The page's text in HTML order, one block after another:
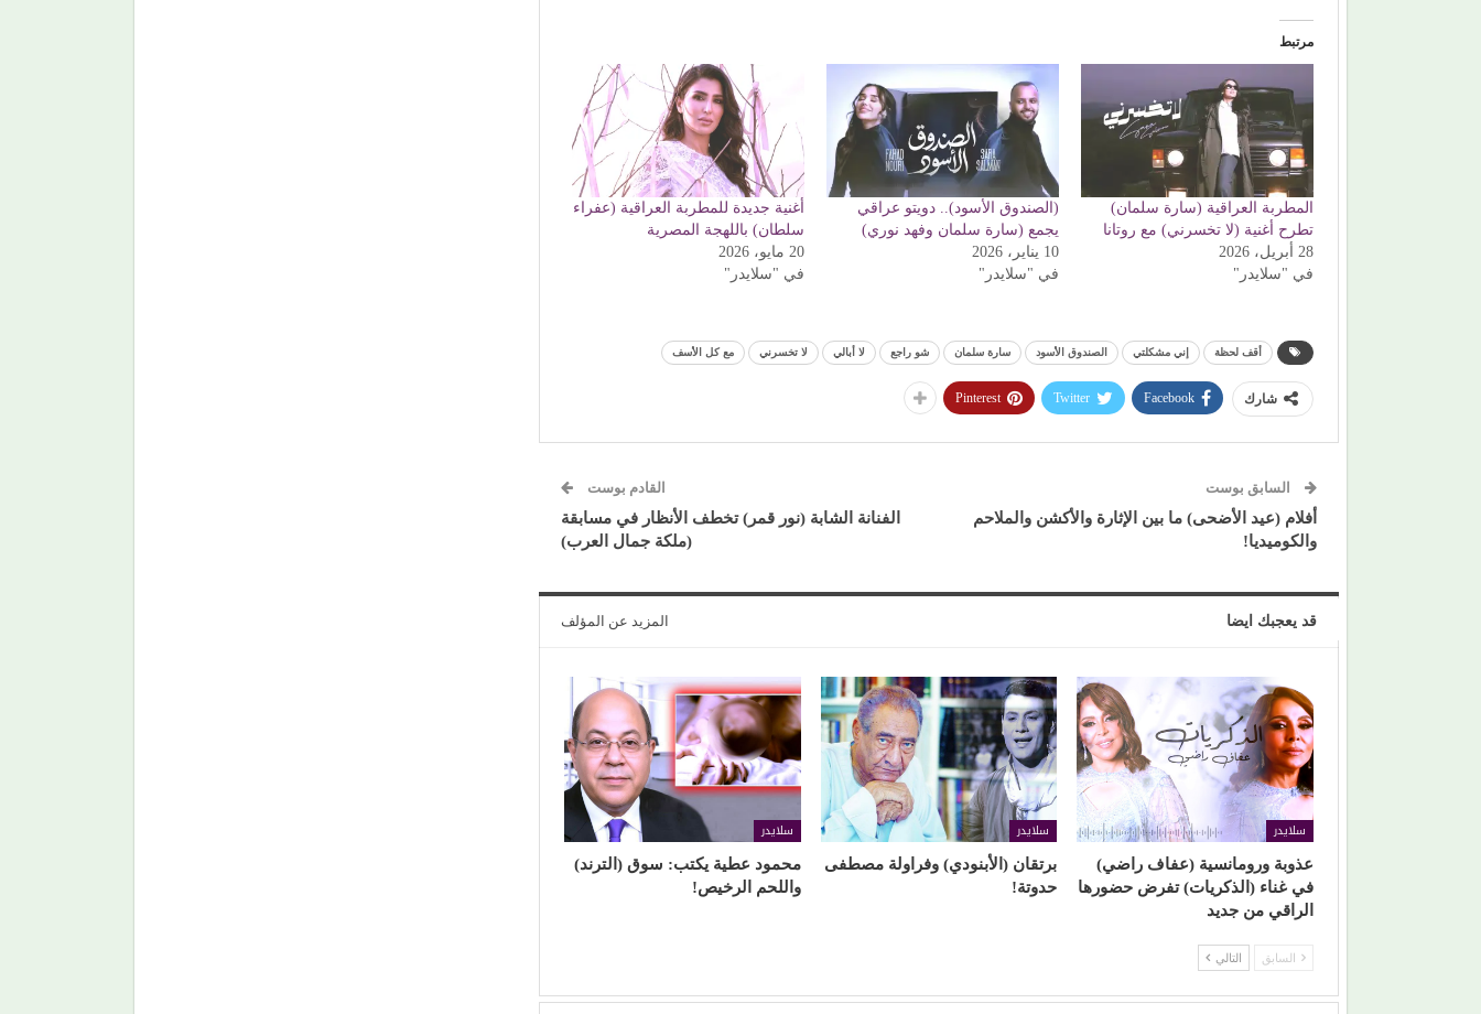
مرتبط
المطربة العراقية (سارة سلمان)
تطرح أغنية (لا تخسرني) مع روتانا
28 أبريل، 2026
في "سلايدر"
(الصندوق الأسود).. دويتو عراقي
يجمع (سارة سلمان وفهد نوري)
10 يناير، 2026
في "سلايدر"
أغنية جديدة للمطربة العراقية (عفراء
سلطان) باللهجة المصرية
20 مايو، 2026
في "سلايدر"
أقف لحظة إني مشكلتي الصندوق الأسود سارة سلمان شو راجع لا أبالي لا تخسرني مع كل الأسف
شارك Facebook
Twitter
Pinterest
السابق بوست
أفلام (عيد الأضحى) ما بين الإثارة والأكشن والملاحم
والكوميديا!
القادم بوست
الفنانة الشابة (نور قمر) تخطف الأنظار في مسابقة
(ملكة جمال العرب)
قد يعجبك ايضا المزيد عن المؤلف
سلايدر
عذوبة ورومانسية (عفاف راضي)
في غناء (الذكريات) تفرض حضورها
الراقي من جديد
سلايدر
برتقان (الأبنودي) وفراولة مصطفى
حدوتة!
سلايدر
محمود عطية يكتب: سوق (الترند)
واللحم الرخيص!
السابق التالي